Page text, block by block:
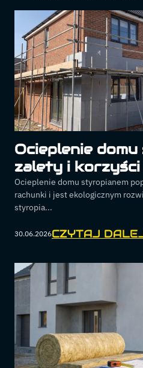
Ocieplenie
zalety i korzyści
Ocieplenie domu styropianem
rachunki i jest ekologicznym
styropia...
30.06.2026CZYTAJ